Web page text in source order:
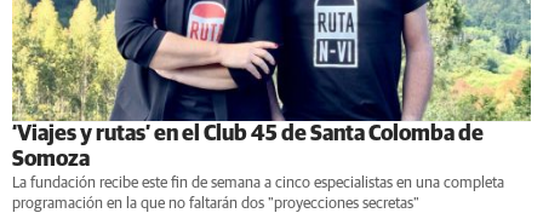
‘Viajes y rutas’ en el Club 45 de Santa Colomba de
Somoza
La fundación recibe este fin de semana a cinco especialistas en una completa
programación en la que no faltarán dos "proyecciones secretas"